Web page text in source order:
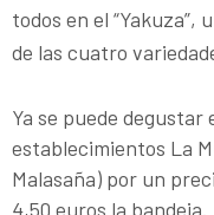
todos en el “Yakuza”,
de las cuatro
Ya se puede degustar
establecimientos La
Malasaña) por un
4,50 euros la bandeja.